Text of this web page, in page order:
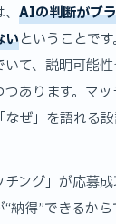
AIの判断がブ
いということで
て、説明可能
あります。マ
ぜ」を語れる
チング」が応募
納得”できるか